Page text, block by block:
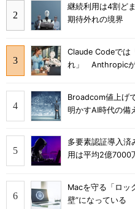
継続利用は4割ど
期待外れの境界
Claude Codeでは
れ」 Anthropicが
Broadcom値上げ
明かすAI時代の備
多要素認証導入
用は平均2億7000
Macを守る「ロッ
壁”になっている